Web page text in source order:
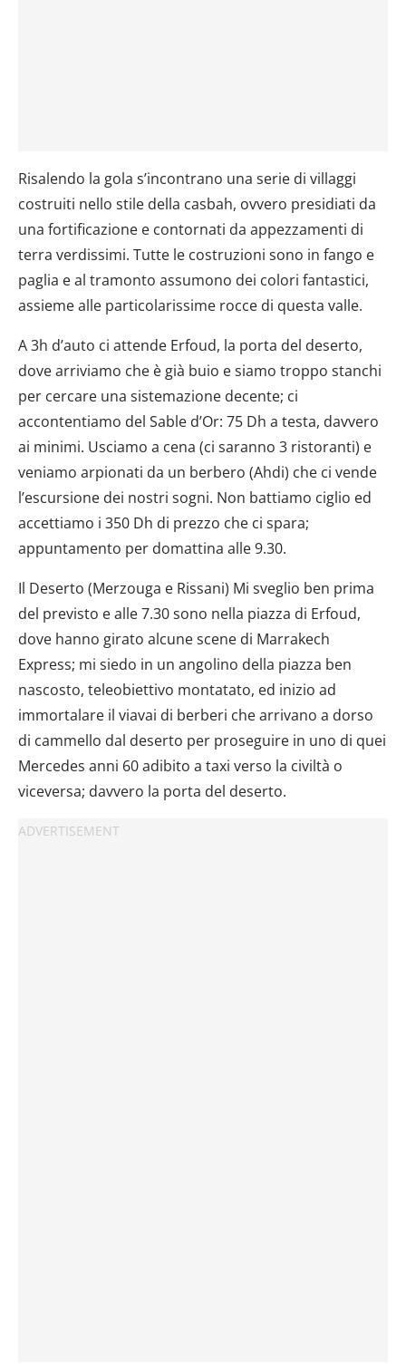
Risalendo la gola s’incontrano una serie di villaggi
costruiti nello stile della casbah, ovvero presidiati da
una fortificazione e contornati da appezzamenti di
terra verdissimi. Tutte le costruzioni sono in fango e
paglia e al tramonto assumono dei colori fantastici,
assieme alle particolarissime rocce di questa valle.
A 3h d’auto ci attende Erfoud, la porta del deserto,
dove arriviamo che è già buio e siamo troppo stanchi
per cercare una sistemazione decente; ci
accontentiamo del Sable d’Or: 75 Dh a testa, davvero
ai minimi. Usciamo a cena (ci saranno 3 ristoranti) e
veniamo arpionati da un berbero (Ahdi) che ci vende
l’escursione dei nostri sogni. Non battiamo ciglio ed
accettiamo i 350 Dh di prezzo che ci spara;
appuntamento per domattina alle 9.30.
Il Deserto (Merzouga e Rissani) Mi sveglio ben prima
del previsto e alle 7.30 sono nella piazza di Erfoud,
dove hanno girato alcune scene di Marrakech
Express; mi siedo in un angolino della piazza ben
nascosto, teleobiettivo montatato, ed inizio ad
immortalare il viavai di berberi che arrivano a dorso
di cammello dal deserto per proseguire in uno di quei
Mercedes anni 60 adibito a taxi verso la civiltà o
viceversa; davvero la porta del deserto.